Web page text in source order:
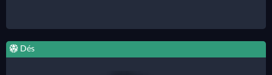
Dés